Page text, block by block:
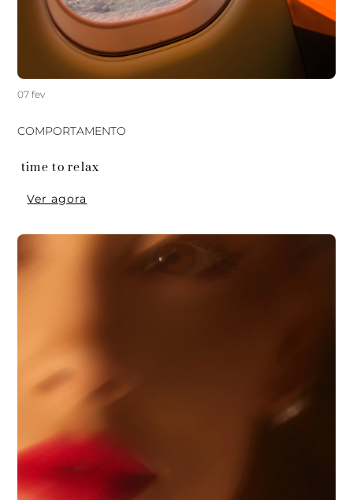
07 fev
COMPORTAMENTO
time to relax
Ver agora